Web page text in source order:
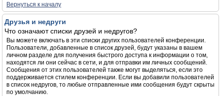
Вернуться к началу
Друзья и недруги
Что означают списки друзей и недругов?
Вы можете включать в эти списки других пользователей конференции.
Пользователи, добавленные в список друзей, будут указаны в вашем
личном разделе для получения быстрого доступа к информации о том,
находятся ли они сейчас в сети, и для отправки им личных сообщений.
Сообщения от этих пользователей также могут выделяться, если это
поддерживается стилем конференции. Если вы добавили пользователей
в список недругов, то любые отправленные ими сообщения будут скрыты
по умолчанию.